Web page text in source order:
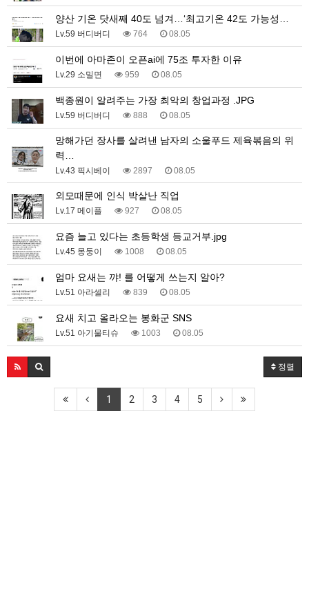
양산 기온 닷새째 40도 넘겨…‘최고기온 42도 가능성…
Lv.59 버디버디 764 08.05
이번에 아마존이 오픈ai에 75조 투자한 이유
Lv.29 소밀면 959 08.05
백종원이 알려주는 가장 최악의 창업과정 .JPG
Lv.59 버디버디 888 08.05
망해가던 장사를 살려낸 남자의 소울푸드 제육볶음의 위
력…
Lv.43 픽시베이 2897 08.05
외모때문에 인식 박살난 직업
Lv.17 메이플 927 08.05
요즘 늘고 있다는 초등학생 등교거부.jpg
Lv.45 몽둥이 1008 08.05
엄마 요새는 꺄! 를 어떻게 쓰는지 알아?
Lv.51 아라셀리 839 08.05
요새 치고 올라오는 봉화군 SNS
Lv.51 아기물티슈 1003 08.05
정렬
1 2 3 4 5